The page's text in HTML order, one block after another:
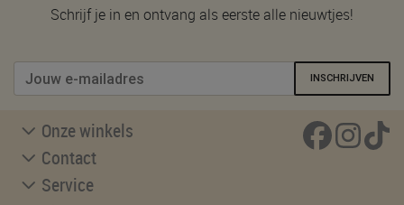
Schrijf je in en ontvang als eerste alle nieuwtjes!
INSCHRIJVEN
Onze winkels
Contact
Service